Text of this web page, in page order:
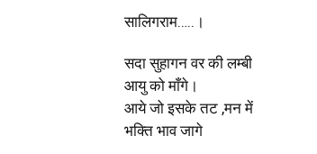
सालिगराम…..।
सदा सुहागन वर की लम्बी
आयु को माँगे।
आये जो इसके तट ,मन में
भक्ति भाव जागे